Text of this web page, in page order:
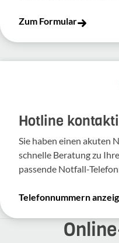
Zum Formular
Hotline
Sie haben einen akuten
schnelle Beratung zu
passende Notfall-
Telefonnummern